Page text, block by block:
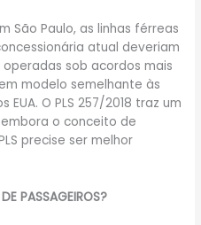
São Paulo, as linhas férreas
atual deveriam
sob acordos mais
modelo semelhante às
O PLS 257/2018 traz um
o conceito de
precise ser melhor
PASSAGEIROS?